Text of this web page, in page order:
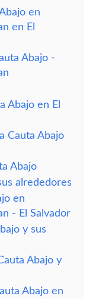
en
en El
Abajo -
Abajo en El
Cauta Abajo
Abajo
alrededores
en
- El Salvador
y sus
Abajo y
Abajo en